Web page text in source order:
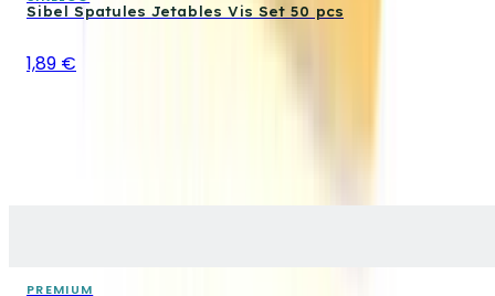
Sibel Spatules Jetables Vis Set 50 pcs
1,89 €
PREMIUM